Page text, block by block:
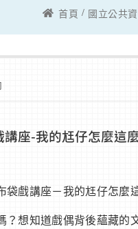
首頁 國立公共
講座-我的尪仔怎麼這
袋戲講座－我的尪仔怎麼
想知道戲偶背後蘊藏的